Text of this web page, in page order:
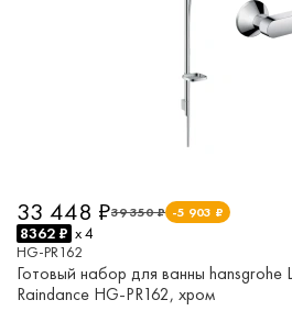
39 350 ₽ -5 903 ₽
33 448 ₽
8362 ₽ x 4
HG-PR162
Готовый набор для ванны hansgrohe
Raindance HG-PR162, хром